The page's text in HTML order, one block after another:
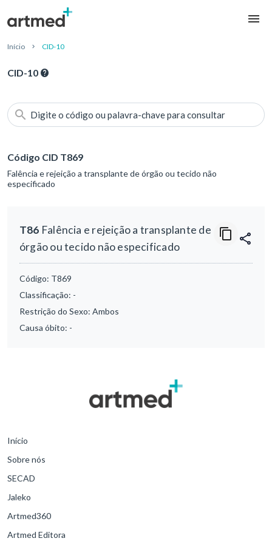
Início CID-10
CID-10
Digite o código ou palavra-chave para consultar
Código CID T869
Falência e rejeição a transplante de órgão ou tecido não
especificado
T86 Falência e rejeição a transplante de
órgão ou tecido não especificado
Código: T869
Classificação: -
Restrição do Sexo: Ambos
Causa óbito: -
Início
Sobre nós
SECAD
Jaleko
Artmed360
Artmed Editora